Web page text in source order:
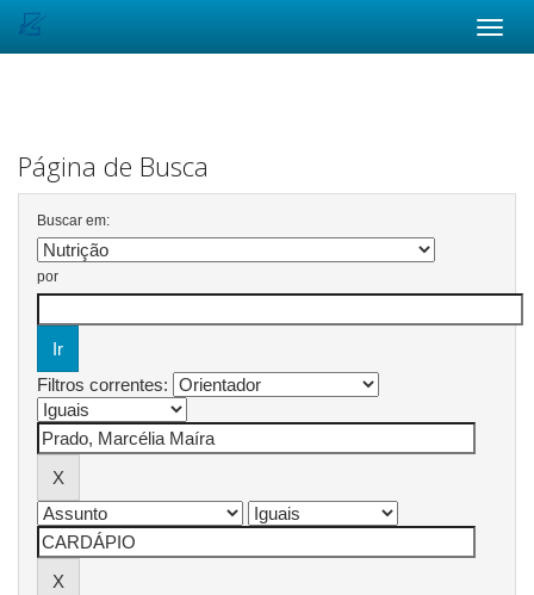
Página de Busca
Buscar em:
por
Filtros correntes: